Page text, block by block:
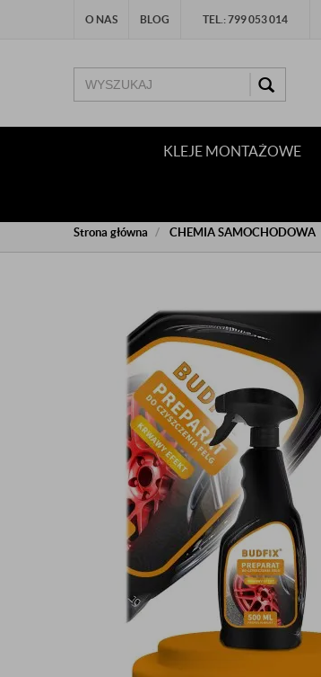
O NAS BLOG TEL.: 799 053 014
KLEJE MONTAŻOWE
Strona główna CHEMIA SAMOCHODOWA